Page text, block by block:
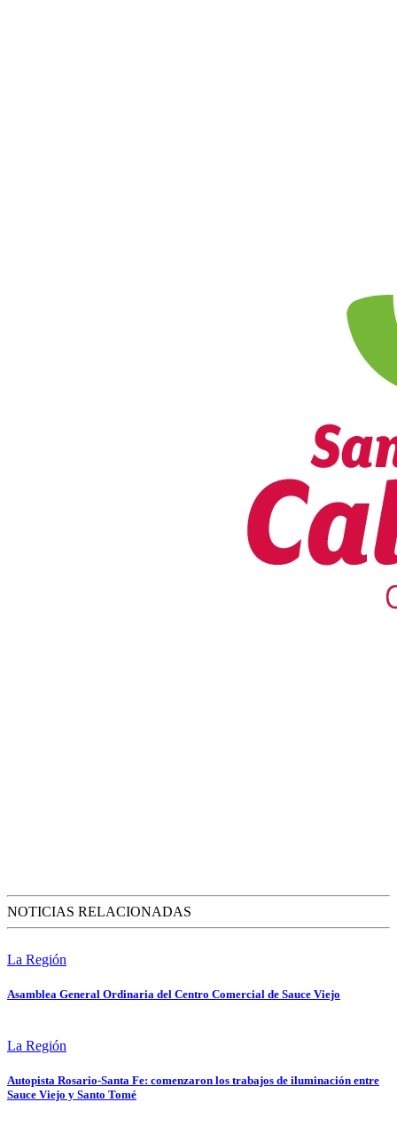
NOTICIAS RELACIONADAS
La Región
Asamblea General Ordinaria del Centro Comercial de Sauce Viejo
La Región
Autopista Rosario-Santa Fe: comenzaron los trabajos de iluminación entre
Sauce Viejo y Santo Tomé